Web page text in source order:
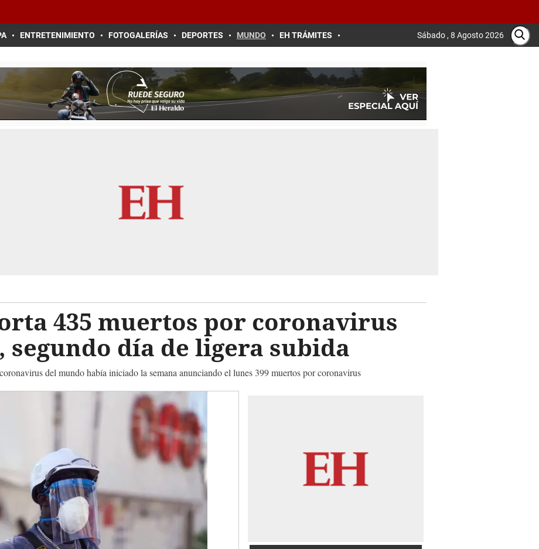
ENTRETENIMIENTO FOTOGALERÍAS DEPORTES MUNDO EH TRÁMITES Sábado , 8 Agosto 2026
435 muertos por coronavirus
segundo día de ligera subida
del mundo había iniciado la semana anunciando el lunes 399 muertos por coronavirus